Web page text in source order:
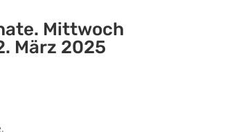
Mittwoch
März 2025